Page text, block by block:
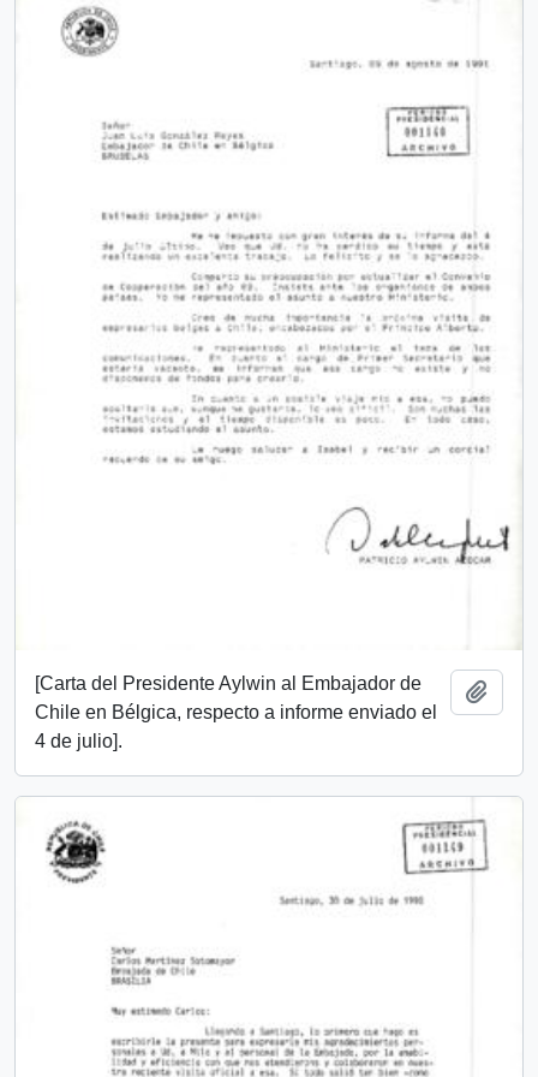
[Carta del Presidente Aylwin al Embajador de
Chile en Bélgica, respecto a informe enviado el
4 de julio].